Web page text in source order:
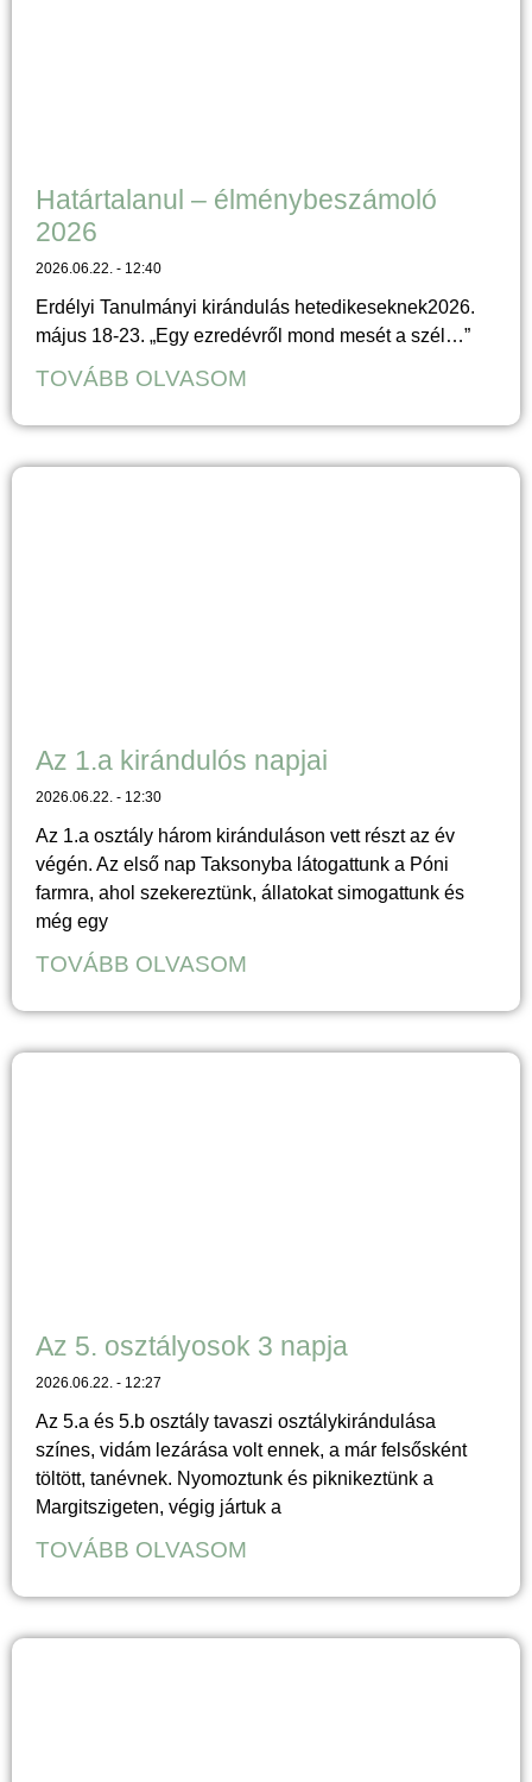
Határtalanul – élménybeszámoló
2026
2026.06.22. 12:40
Erdélyi Tanulmányi kirándulás hetedikeseknek2026.
május 18-23. „Egy ezredévről mond mesét a szél…”
TOVÁBB OLVASOM
Az 1.a kirándulós napjai
2026.06.22. 12:30
Az 1.a osztály három kiránduláson vett részt az év
végén. Az első nap Taksonyba látogattunk a Póni
farmra, ahol szekereztünk, állatokat simogattunk és
még egy
TOVÁBB OLVASOM
Az 5. osztályosok 3 napja
2026.06.22. 12:27
Az 5.a és 5.b osztály tavaszi osztálykirándulása
színes, vidám lezárása volt ennek, a már felsősként
töltött, tanévnek. Nyomoztunk és piknikeztünk a
Margitszigeten, végig jártuk a
TOVÁBB OLVASOM